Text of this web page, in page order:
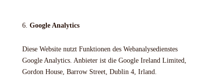
Google Analytics
Diese Website nutzt Funktionen des Webanalysedienstes
Google Analytics. Anbieter ist die Google Ireland Limited,
Gordon House, Barrow Street, Dublin 4, Irland.